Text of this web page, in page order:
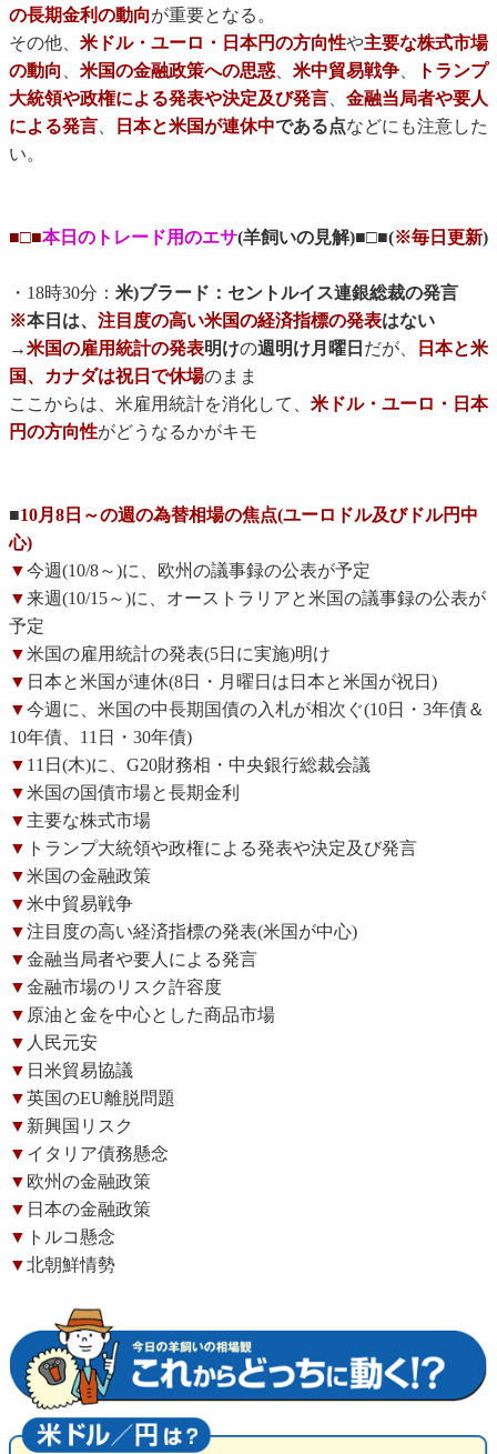
の長期金利の動向が重要となる。
その他、 米ドル・ユーロ・日本円の方向性や主要な株式市場
の動向 、 米国の金融政策への思惑、 米中貿易戦争、
トランプ
大統領や政権による発表や決定及び発言、 金融当局者や要人
による発言、 日本と米国が連休中である点などにも注意した
い。
■□■本日のトレード用のエサ(羊飼いの見解)■□■(※毎日更新)
・18時30分： 米)ブラード：セントルイス連銀総裁の発言
※本日は、 注目度の高い米国の経済指標の発表はない
→米国の雇用統計の発表明けの週明け月曜日 だが、
日本と米
国、カナダは祝日で休場のまま
ここからは、米雇用統計を消化して、 米ドル・ユーロ・日本
円の方向性がどうなるかがキモ
■10月8日～の週の為替相場の焦点(ユーロドル及びドル円中
心)
▼今週(10/8～)に、欧州の議事録の公表が予定
▼来週(10/15～)に、オーストラリアと米国の議事録の公表が
予定
▼米国の雇用統計の発表(5日に実施)明け
▼ 日本と米国が連休(8日・月曜日は日本と米国が祝日)
▼今週に、米国の中長期国債の入札が相次ぐ(10日・3年債＆
10年債、11日・30年債)
▼ 11日(木)に、G20財務相・中央銀行総裁会議
▼米国の国債市場と長期金利
▼ 主要な株式市場
▼ トランプ大統領や政権による発表や決定及び発言
▼米国の金融政策
▼米中貿易戦争
▼注目度の高い経済指標の発表(米国が中心)
▼金融当局者や要人による発言
▼金融市場のリスク許容度
▼ 原油と金を中心とした商品市場
▼ 人民元安
▼ 日米貿易協議
▼英国のEU離脱問題
▼ 新興国リスク
▼ イタリア債務懸念
▼ 欧州の金融政策
▼ 日本の金融政策
▼ トルコ懸念
▼北朝鮮情勢